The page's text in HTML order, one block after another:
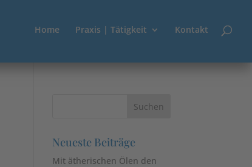
Home Praxis | Tätigkeit Kontakt
Neueste Beiträge
Mit ätherischen Ölen den